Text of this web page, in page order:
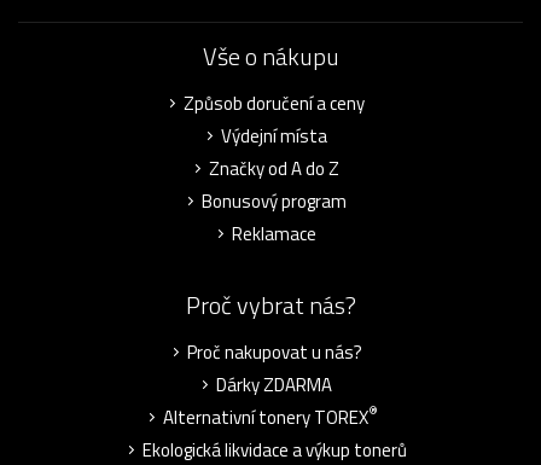
Vše o nákupu
Způsob doručení a ceny
Výdejní místa
Značky od A do Z
Bonusový program
Reklamace
Proč vybrat nás?
Proč nakupovat u nás?
Dárky ZDARMA
Alternativní tonery TOREX®
Ekologická likvidace a výkup tonerů